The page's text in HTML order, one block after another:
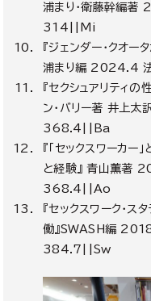
浦まり・衛藤幹編著
314||Mi
『ジェンダー・クオ
浦まり編 2024.4
『セクシュアリティ
ン・バリー著 井上太
368.4||Ba
『「セックスワーカー
と経験』 青山薫著
368.4||Ao
『セックスワーク・
働 』SWASH編
384.7||Sw